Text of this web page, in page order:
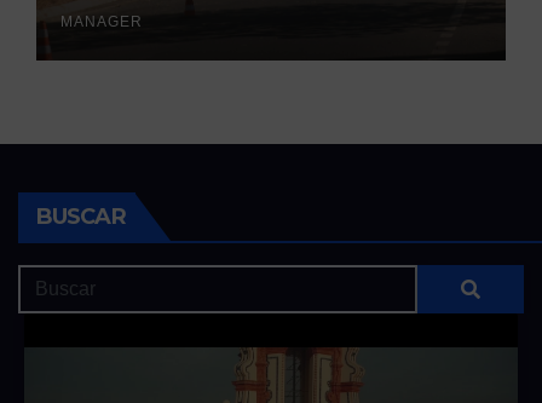
MANAGER
BUSCAR